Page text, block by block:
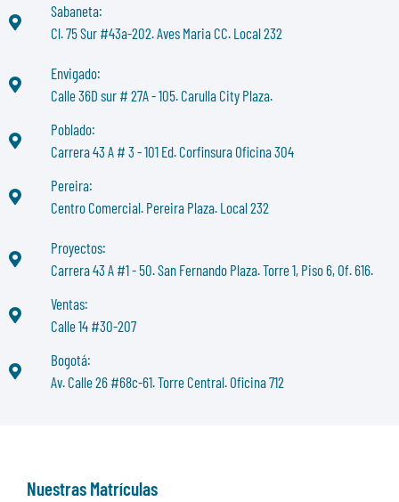
Sabaneta:
Cl. 75 Sur #43a-202. Aves Maria CC. Local 232
Envigado:
Calle 36D sur # 27A - 105. Carulla City Plaza.
Poblado:
Carrera 43 A # 3 - 101 Ed. Corfinsura Oficina 304
Pereira:
Centro Comercial. Pereira Plaza. Local 232
Proyectos:
Carrera 43 A #1 - 50. San Fernando Plaza. Torre 1, Piso 6, Of. 616.
Ventas:
Calle 14 #30-207
Bogotá:
Av. Calle 26 #68c-61. Torre Central. Oficina 712
Nuestras Matrículas